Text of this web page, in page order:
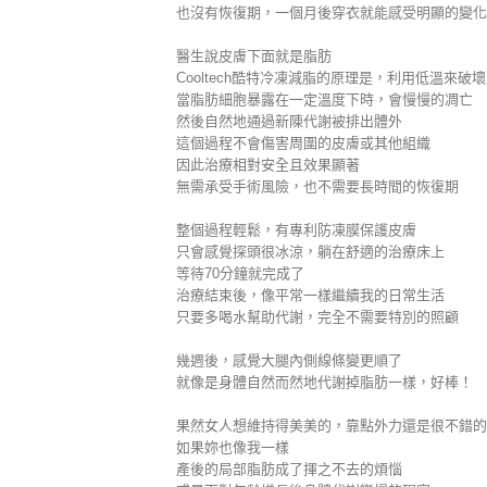
也沒有恢復期，一個月後穿衣就能感受明顯的變化
醫生說皮膚下面就是脂肪
Cooltech酷特冷凍減脂的原理是，利用低溫來破
當脂肪細胞暴露在一定溫度下時，會慢慢的凋亡
然後自然地通過新陳代謝被排出體外
這個過程不會傷害周圍的皮膚或其他組織
因此治療相對安全且效果顯著
無需承受手術風險，也不需要長時間的恢復期
整個過程輕鬆，有專利防凍膜保護皮膚
只會感覺探頭很冰涼，躺在舒適的治療床上
等待70分鐘就完成了
治療結束後，像平常一樣繼續我的日常生活
只要多喝水幫助代謝，完全不需要特別的照顧
幾週後，感覺大腿內側線條變更順了
就像是身體自然而然地代謝掉脂肪一樣，好棒！
果然女人想維持得美美的，靠點外力還是很不錯
如果妳也像我一樣
產後的局部脂肪成了揮之不去的煩惱